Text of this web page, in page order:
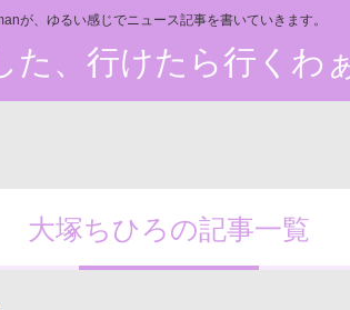
が、ゆるい感じでニュース記事を書いていきます。
、行けたら行くわ
大塚ちひろの記事一覧